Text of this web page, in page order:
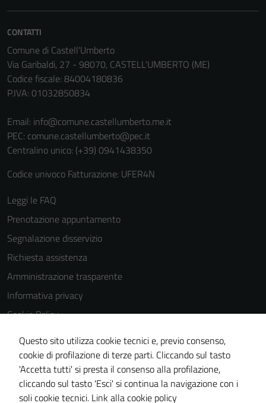
CONTATTI
Comune di Castell'Umberto
Via Garibaldi, 27 - 98070, CASTELL'UMBERTO (ME)
Codice fiscale: 84004180836
P.IVA: 01032850834
Email: info@comune.castellumberto.me.it
PEC: comune.castellumberto@pec.it
Centralino unico: (+39) 0941438350
Codice univoco Fatturazione: UFER4N
Leggi le FAQ
Prenotazione appuntamento
Segnalazione disservizio
Richiesta assistenza
Amministrazione trasparente
Informativa privacy
Cookie Policy
Note legali
Dichiarazione di accessibilità
Obiettivi di accessibilità
Piano di miglioramento del sito
Questo sito utilizza cookie tecnici e, previo consenso,
cookie di profilazione di terze parti. Cliccando sul tasto
'Accetta tutti' si presta il consenso alla profilazione,
cliccando sul tasto 'Esci' si continua la navigazione con i
soli cookie tecnici. Link alla cookie policy